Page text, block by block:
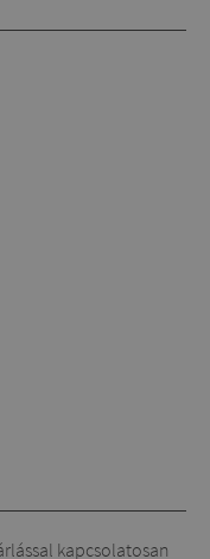
kapcsolatosan